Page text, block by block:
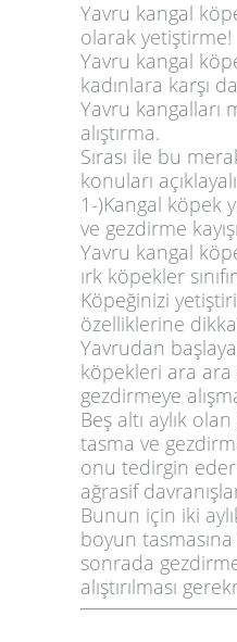
Yavru kangal
olarak yetiştirme!
Yavru kangal
kadınlara karşı
Yavru kangalları
alıştırma.
Sırası ile bu
konuları
1-)Kangal köpek
ve gezdirme
Yavru kangal
ırk köpekler
Köpeğinizi
özelliklerine
Yavrudan
köpekleri ara ara
gezdirmeye
Beş altı aylık
tasma ve
onu tedirgin
ağrasif
Bunun için iki
boyun
sonrada
alıştırılması